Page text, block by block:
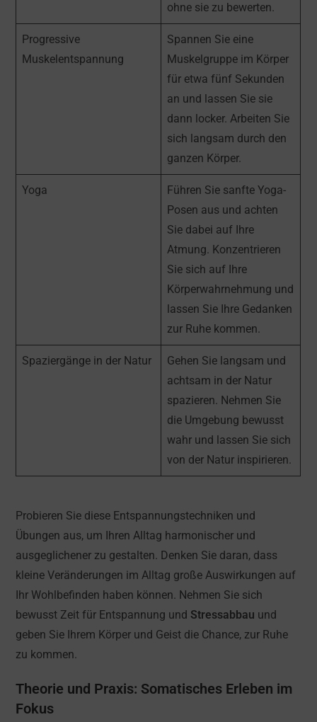
ohne sie zu bewerten.
Progressive
Muskelentspannung
Spannen Sie eine
Muskelgruppe im Körper
für etwa fünf Sekunden
an und lassen Sie sie
dann locker. Arbeiten Sie
sich langsam durch den
ganzen Körper.
Yoga
Führen Sie sanfte Yoga-
Posen aus und achten
Sie dabei auf Ihre
Atmung. Konzentrieren
Sie sich auf Ihre
Körperwahrnehmung und
lassen Sie Ihre Gedanken
zur Ruhe kommen.
Spaziergänge in der Natur
Gehen Sie langsam und
achtsam in der Natur
spazieren. Nehmen Sie
die Umgebung bewusst
wahr und lassen Sie sich
von der Natur inspirieren.
Probieren Sie diese Entspannungstechniken und
Übungen aus, um Ihren Alltag harmonischer und
ausgeglichener zu gestalten. Denken Sie daran, dass
kleine Veränderungen im Alltag große Auswirkungen auf
Ihr Wohlbefinden haben können. Nehmen Sie sich
bewusst Zeit für Entspannung und Stressabbau und
geben Sie Ihrem Körper und Geist die Chance, zur Ruhe
zu kommen.
Theorie und Praxis: Somatisches Erleben im
Fokus